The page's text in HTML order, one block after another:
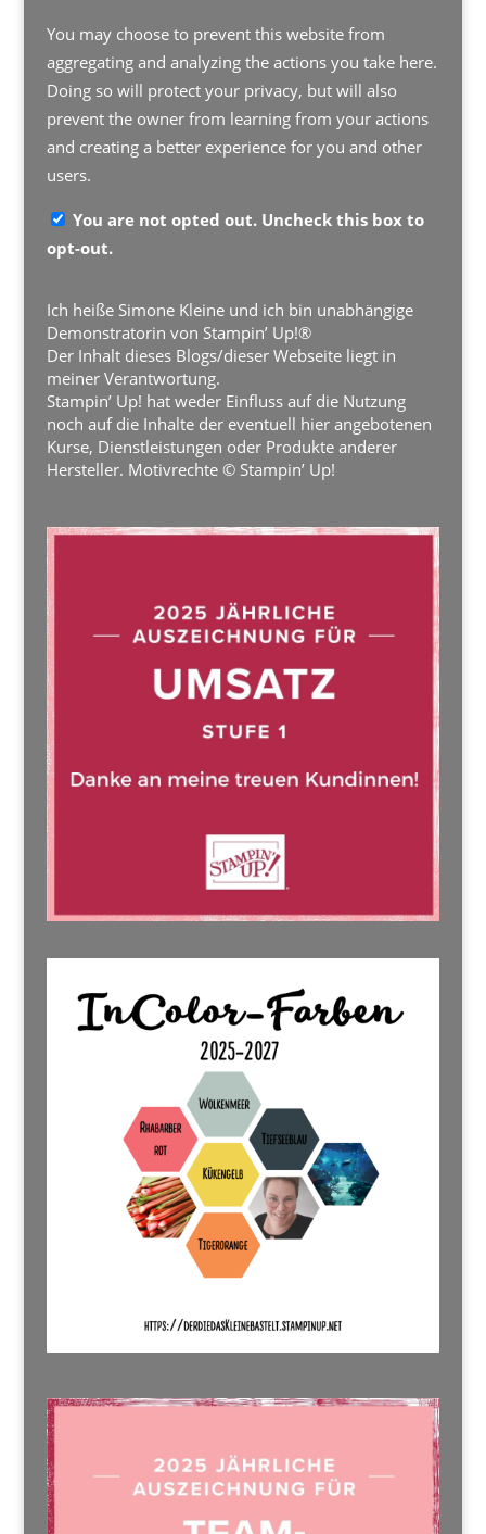
You may choose to prevent this website from
aggregating and analyzing the actions you take here.
Doing so will protect your privacy, but will also
prevent the owner from learning from your actions
and creating a better experience for you and other
users.
You are not opted out. Uncheck this box to
opt-out.
Ich heiße Simone Kleine und ich bin unabhängige
Demonstratorin von Stampin’ Up!®
Der Inhalt dieses Blogs/dieser Webseite liegt in
meiner Verantwortung.
Stampin’ Up! hat weder Einfluss auf die Nutzung
noch auf die Inhalte der eventuell hier angebotenen
Kurse, Dienstleistungen oder Produkte anderer
Hersteller. Motivrechte © Stampin’ Up!